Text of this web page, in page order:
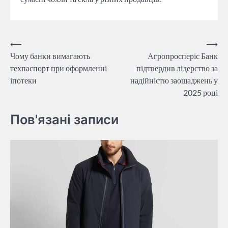
Навігація
записів
⟵
Чому банки вимагають
техпаспорт при оформленні
іпотеки
Агропросперіс Банк
підтвердив лідерство за
надійністю заощаджень у
2025 році
⟶
Пов'язані записи